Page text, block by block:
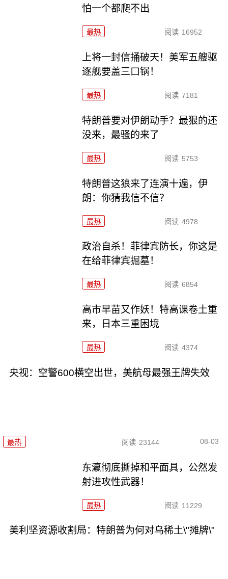
怕一个都爬不出
最热 阅读 16952
上将一封信捅破天！美军五艘驱
逐舰要盖三口锅！
最热 阅读 7181
特朗普要对伊朗动手？最狠的还
没来，最骚的来了
最热 阅读 5753
特朗普这狼来了连演十遍，伊
朗：你猜我信不信？
最热 阅读 4978
政治自杀！菲律宾防长，你这是
在给菲律宾掘墓！
最热 阅读 6854
高市早苗又作妖！特高课卷土重
来，日本三重困境
最热 阅读 4374
央视：空警600横空出世，美航母最强王牌失效
最热 阅读 23144 08-03
东瀛彻底撕掉和平面具，公然发
射进攻性武器！
最热 阅读 11229
美利坚资源收割局：特朗普为何对乌稀土\"摊牌\"